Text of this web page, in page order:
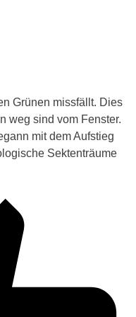
Grünen missfällt. Dies
weg sind vom Fenster.
mit dem Aufstieg
Sektenträume